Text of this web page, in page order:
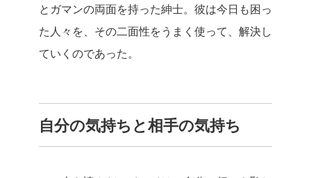
とガマンの両面を持った紳士。彼は今日も困っ
た人々を、その二面性をうまく使って、解決し
ていくのであった。
自分の気持ちと相手の気持ち